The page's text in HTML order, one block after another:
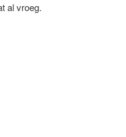
al vroeg.